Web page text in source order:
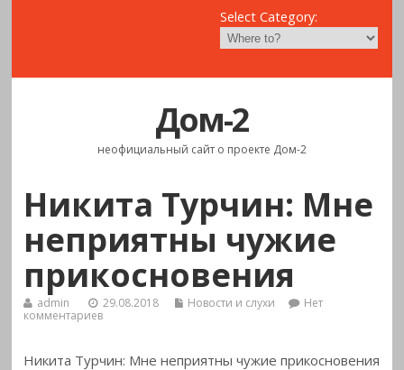
Select Category:
Дом-2
неофициальный сайт о проекте Дом-2
Никита Турчин: Мне
неприятны чужие
прикосновения
admin 29.08.2018 Новости и слухи
Нет
комментариев
Никита Турчин: Мне неприятны чужие прикосновения